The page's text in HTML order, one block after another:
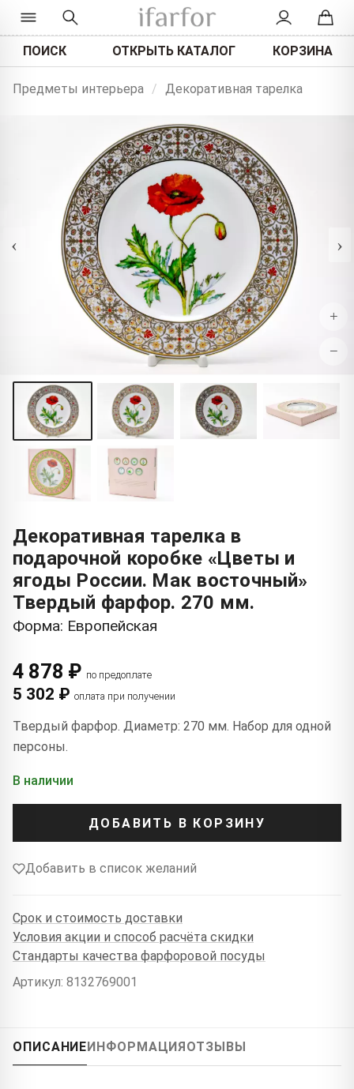
ПОИСК ОТКРЫТЬ КАТАЛОГ КОРЗИНА
Предметы интерьера / Декоративная тарелка
‹ ›
+
−
Декоративная тарелка в
подарочной коробке «Цветы и
ягоды России. Мак восточный»
Твердый фарфор. 270 мм.
Форма: Европейская
4 878 ₽ по предоплате
5 302 ₽ оплата при получении
Твердый фарфор. Диаметр: 270 мм. Набор для одной
персоны.
В наличии
ДОБАВИТЬ В КОРЗИНУ
Добавить в список желаний
Срок и стоимость доставки
Условия акции и способ расчёта скидки
Стандарты качества фарфоровой посуды
Артикул: 8132769001
ОПИСАНИЕИНФОРМАЦИЯОТЗЫВЫ